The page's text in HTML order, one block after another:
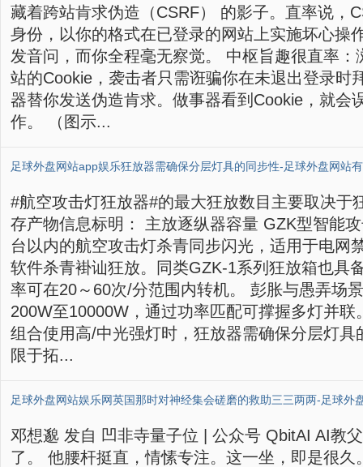
藏着跨站肯求伪造（CSRF） 的影子。直率说，
身份，以你的格式在已登录的网站上实施坏心
发音问，而你全程毫无察觉。 中枢旨趣很直率
站的Cookie，袭击者只需诳骗你在未退出登录时
器替你发送伪造肯求。做事器看到Cookie，就会
作。 （图示...
#航空攻击灯狂放器#的最大狂放数目主要取决于
存产物信息标明： 主放逐纵器容量 GZK型智能
台以内的航空攻击灯杀青同步闪光，适用于电网
软件杀青褂讪狂放。同类GZK-1系列狂放箱也具
率可在20～60次/分范围内转机。 彭胀与愚弄场
200W至10000W，通过功率匹配可撑握多灯并
组合使用高/中光强灯时，狂放器需确保分层灯
限于拓...
邓想邈 发自 凹非寺量子位 | 公众号 QbitAI AI教
了。 他腰杆挺直，情愫专注。这一坐，即是很